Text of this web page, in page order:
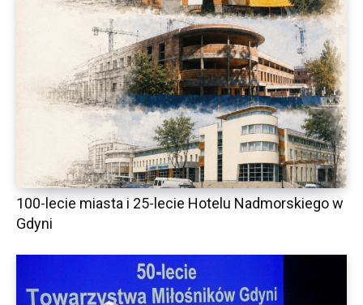
100-lecie miasta i 25-lecie Hotelu Nadmorskiego w
Gdyni